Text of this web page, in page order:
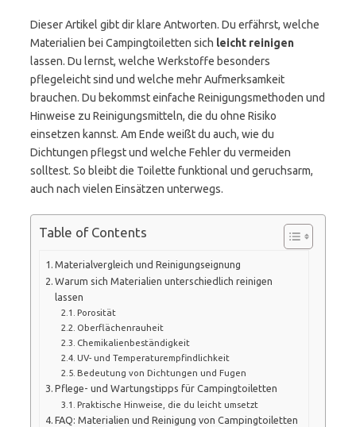
Dieser Artikel gibt dir klare Antworten. Du erfährst, welche
Materialien bei Campingtoiletten sich leicht reinigen
lassen. Du lernst, welche Werkstoffe besonders
pflegeleicht sind und welche mehr Aufmerksamkeit
brauchen. Du bekommst einfache Reinigungsmethoden und
Hinweise zu Reinigungsmitteln, die du ohne Risiko
einsetzen kannst. Am Ende weißt du auch, wie du
Dichtungen pflegst und welche Fehler du vermeiden
solltest. So bleibt die Toilette funktional und geruchsarm,
auch nach vielen Einsätzen unterwegs.
Table of Contents
Materialvergleich und Reinigungseignung
Warum sich Materialien unterschiedlich reinigen
lassen
Porosität
Oberflächenrauheit
Chemikalienbeständigkeit
UV- und Temperaturempfindlichkeit
Bedeutung von Dichtungen und Fugen
Pflege- und Wartungstipps für Campingtoiletten
Praktische Hinweise, die du leicht umsetzt
FAQ: Materialien und Reinigung von Campingtoiletten